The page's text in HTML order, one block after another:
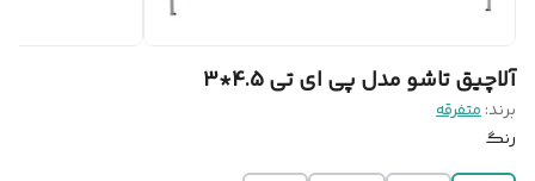
آلاچیق تاشو مدل پی ای تی 4.5*3
برند:متفرقه
رنگ